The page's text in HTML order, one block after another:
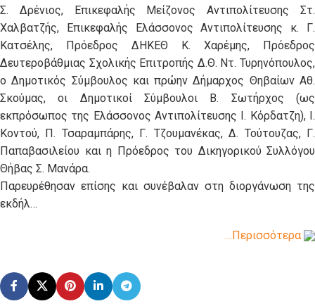
Σ. Δρένιος, Επικεφαλής Μείζονος Αντιπολίτευσης Στ.
Χαλβατζής, Επικεφαλής Ελάσσονος Αντιπολίτευσης κ. Γ.
Κατσέλης, Πρόεδρος ΔΗΚΕΘ Κ. Χαρέμης, Πρόεδρος
Δευτεροβάθμιας Σχολικής Επιτροπής Δ.Θ. Ντ. Τυρηνόπουλος,
ο Δημοτικός Σύμβουλος και πρώην Δήμαρχος Θηβαίων Αθ.
Σκούμας, οι Δημοτικοί Σύμβουλοι Β. Σωτήρχος (ως
εκπρόσωπος της Ελάσσονος Αντιπολίτευσης Ι. Κόρδατζη), Ι.
Κοντού, Π. Τσαραμπάρης, Γ. Τζουμανέκας, Δ. Τούτουζας, Γ.
Παπαβασιλείου και η Πρόεδρος του Δικηγορικού Συλλόγου
Θήβας Σ. Μανάρα.
Παρευρέθησαν επίσης και συνέβαλαν στη διοργάνωση της
εκδήλ…
…Περισσότερα